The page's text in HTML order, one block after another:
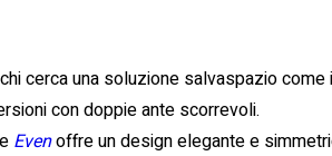
cerca una soluzione salvaspazio
con doppie ante scorrevoli.
Evenoffre un design elegante e